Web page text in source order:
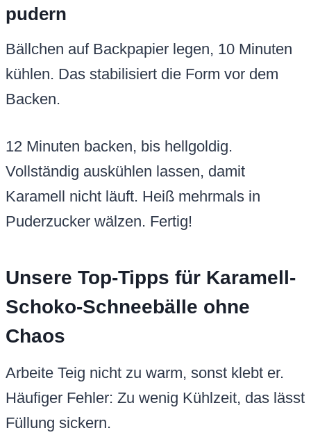
pudern
Bällchen auf Backpapier legen, 10 Minuten
kühlen. Das stabilisiert die Form vor dem
Backen.
12 Minuten backen, bis hellgoldig.
Vollständig auskühlen lassen, damit
Karamell nicht läuft. Heiß mehrmals in
Puderzucker wälzen. Fertig!
Unsere Top-Tipps für Karamell-
Schoko-Schneebälle ohne
Chaos
Arbeite Teig nicht zu warm, sonst klebt er.
Häufiger Fehler: Zu wenig Kühlzeit, das lässt
Füllung sickern.